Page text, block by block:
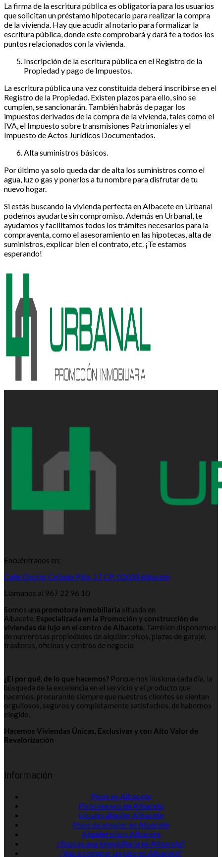
La firma de la escritura pública es obligatoria para los usuarios
que solicitan un préstamo hipotecario para realizar la compra
de la vivienda. Hay que acudir al notario para formalizar la
escritura pública, donde este comprobará y dará fe a todos los
puntos relacionados con la vivienda.
Inscripción de la escritura pública en el Registro de la
Propiedad y pago de Impuestos.
La escritura pública una vez constituida deberá inscribirse en el
Registro de la Propiedad. Existen plazos para ello, sino se
cumplen, se sancionarán. También habrás de pagar los
impuestos derivados de la compra de la vivienda, tales como el
IVA, el Impuesto sobre transmisiones Patrimoniales y el
Impuesto de Actos Jurídicos Documentados.
Alta suministros básicos.
Por último ya solo queda dar de alta los suministros como el
agua, luz o gas y ponerlos a tu nombre para disfrutar de tu
nuevo hogar.
Si estás buscando la vivienda perfecta en Albacete en Urbanal
podemos ayudarte sin compromiso. Además en Urbanal, te
ayudamos y facilitamos todos los trámites necesarios para la
compraventa, como el asesoramiento en las hipotecas, alta de
suministros, explicar bien el contrato, etc. ¡Te estamos
esperando!
Encuéntranos en:
Calle Doctor Collado Piña, 17 CP: 02003 Albacete
Llámanos al 967 22 96 10
Somos una promotora inmobiliaria situada en
Albacete. Especializada en la Promoción y construcción de
viviendas de lujo en el centro de Albacete. Tambien disponemos
de numerosas propiedades de alquiler: pisos, plazas de garaje,
trasteros, oficinas y centros de negocio
¿El por qué, de lo que hacemos? Porque nos ilusiona cada día, la
búsqueda de la excelencia en el servicio y el producto que
hacemos, procurando siempre que nuestros clientes se sientan
orgullosos, seguros y completamente satisfechos, de habernos
elegido.
Hacemos Viviendas Únicas, Exclusivas y con Alto Valor de
Revalorización
Información
Pisos en Albacete
Pisos nuevos en Albacete
Locales alquiler Albacete
Pisos de alquiler en Albacete
Alquiler pisos Albacete
¿Buscas una inmobiliaria en Albacete?
¿Vas a comprar un piso en Albacete?